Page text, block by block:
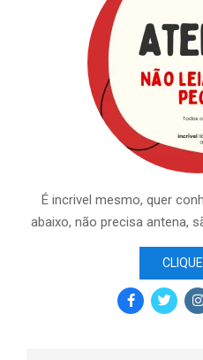
É incrivel mesmo, quer
abaixo, não precisa antena,